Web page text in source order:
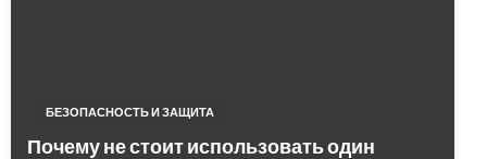
БЕЗОПАСНОСТЬ И ЗАЩИТА
Почему не стоит использовать один